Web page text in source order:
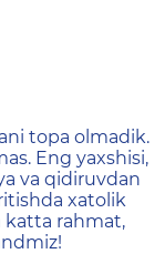
topa olmadik.
Eng yaxshisi,
va qidiruvdan
xatolik
katta rahmat,